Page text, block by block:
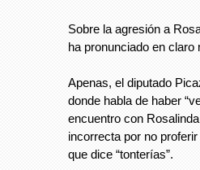
Sobre la agresión a
ha pronunciado en
Apenas, el diputado
donde habla de haber
encuentro con
incorrecta por no
que dice “tonterías”.